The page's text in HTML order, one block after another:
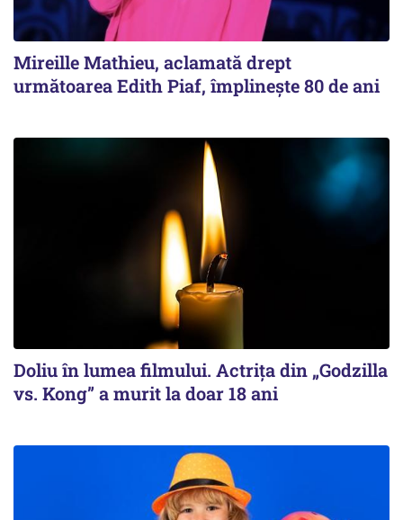
Mireille Mathieu, aclamată drept
următoarea Edith Piaf, împlinește 80 de ani
Doliu în lumea filmului. Actrița din „Godzilla
vs. Kong” a murit la doar 18 ani